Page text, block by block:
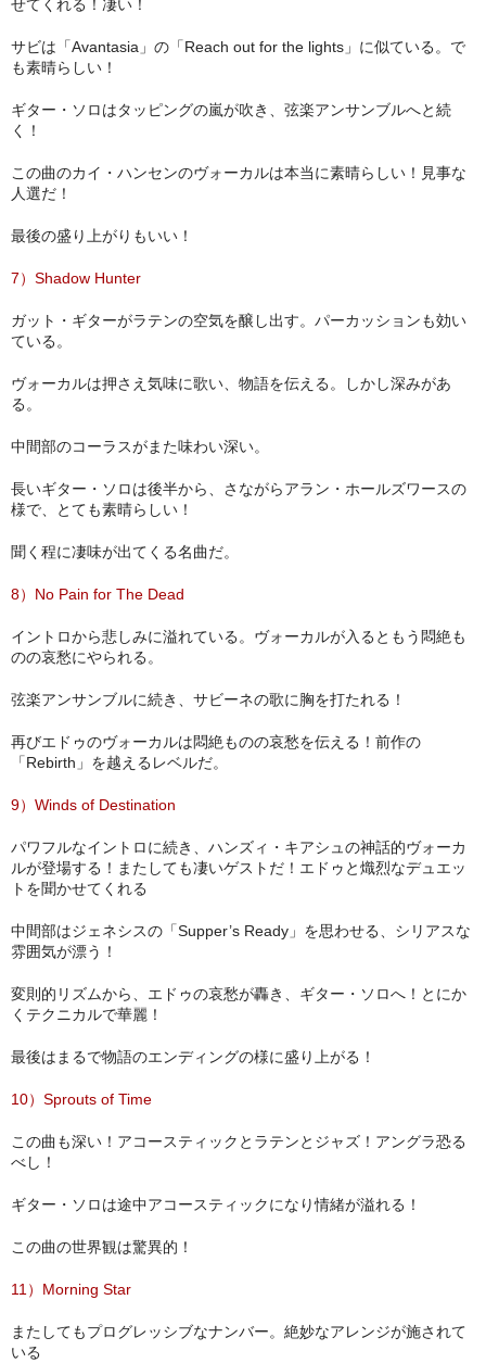
せてくれる！凄い！
サビは「Avantasia」の「Reach out for the lights」に似ている。で
も素晴らしい！
ギター・ソロはタッピングの嵐が吹き、弦楽アンサンブルへと続
く！
この曲のカイ・ハンセンのヴォーカルは本当に素晴らしい！見事な
人選だ！
最後の盛り上がりもいい！
7）Shadow Hunter
ガット・ギターがラテンの空気を醸し出す。パーカッションも効い
ている。
ヴォーカルは押さえ気味に歌い、物語を伝える。しかし深みがあ
る。
中間部のコーラスがまた味わい深い。
長いギター・ソロは後半から、さながらアラン・ホールズワースの
様で、とても素晴らしい！
聞く程に凄味が出てくる名曲だ。
8）No Pain for The Dead
イントロから悲しみに溢れている。ヴォーカルが入るともう悶絶も
のの哀愁にやられる。
弦楽アンサンブルに続き、サビーネの歌に胸を打たれる！
再びエドゥのヴォーカルは悶絶ものの哀愁を伝える！前作の
「Rebirth」を越えるレベルだ。
9）Winds of Destination
パワフルなイントロに続き、ハンズィ・キアシュの神話的ヴォーカ
ルが登場する！またしても凄いゲストだ！エドゥと熾烈なデュエッ
トを聞かせてくれる
中間部はジェネシスの「Supper’s Ready」を思わせる、シリアスな
雰囲気が漂う！
変則的リズムから、エドゥの哀愁が轟き、ギター・ソロへ！とにか
くテクニカルで華麗！
最後はまるで物語のエンディングの様に盛り上がる！
10）Sprouts of Time
この曲も深い！アコースティックとラテンとジャズ！アングラ恐る
べし！
ギター・ソロは途中アコースティックになり情緒が溢れる！
この曲の世界観は驚異的！
11）Morning Star
またしてもプログレッシブなナンバー。絶妙なアレンジが施されて
いる